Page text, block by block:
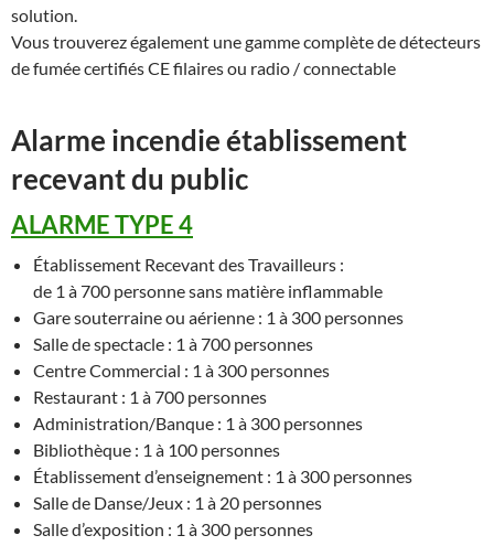
solution.
Vous trouverez également une gamme complète de détecteurs
de fumée certifiés CE filaires ou radio / connectable
Alarme incendie établissement
recevant du public
ALARME TYPE 4
Établissement Recevant des Travailleurs :
de 1 à 700 personne sans matière inflammable
Gare souterraine ou aérienne : 1 à 300 personnes
Salle de spectacle : 1 à 700 personnes
Centre Commercial : 1 à 300 personnes
Restaurant : 1 à 700 personnes
Administration/Banque : 1 à 300 personnes
Bibliothèque : 1 à 100 personnes
Établissement d’enseignement : 1 à 300 personnes
Salle de Danse/Jeux : 1 à 20 personnes
Salle d’exposition : 1 à 300 personnes